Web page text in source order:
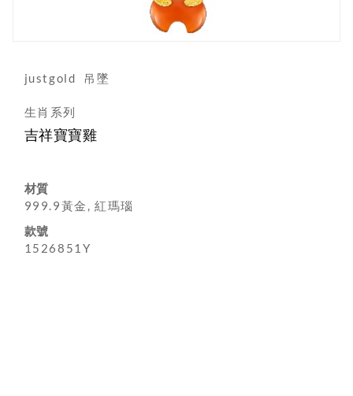
justgold 吊墜
生肖系列
吉祥寶寶雞
材質
999.9黃金, 紅瑪瑙
款號
1526851Y